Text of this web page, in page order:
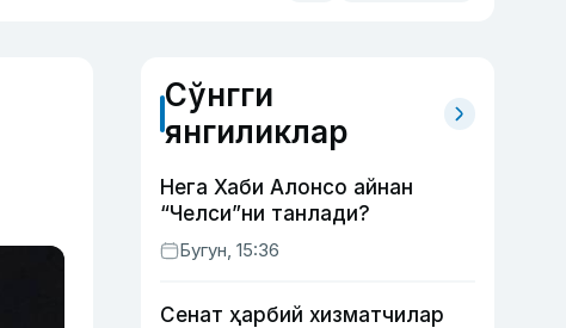
Сўнгги
янгиликлар
Нега Хаби Алонсо айнан
“Челси”ни танлади?
Бугун, 15:36
Сенат ҳарбий хизматчилар